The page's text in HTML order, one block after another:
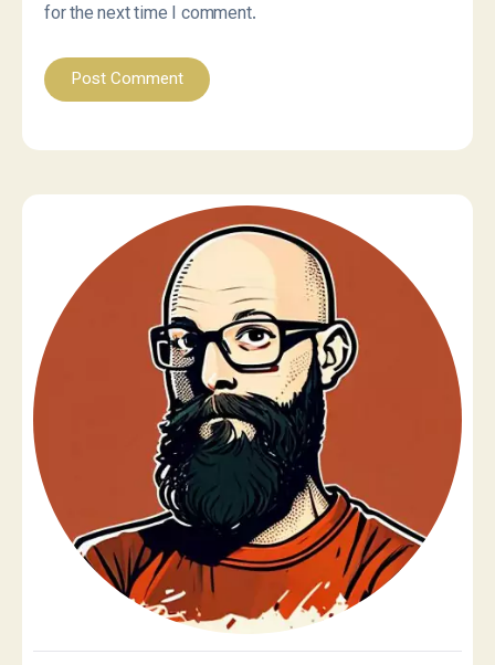
for the next time I comment.